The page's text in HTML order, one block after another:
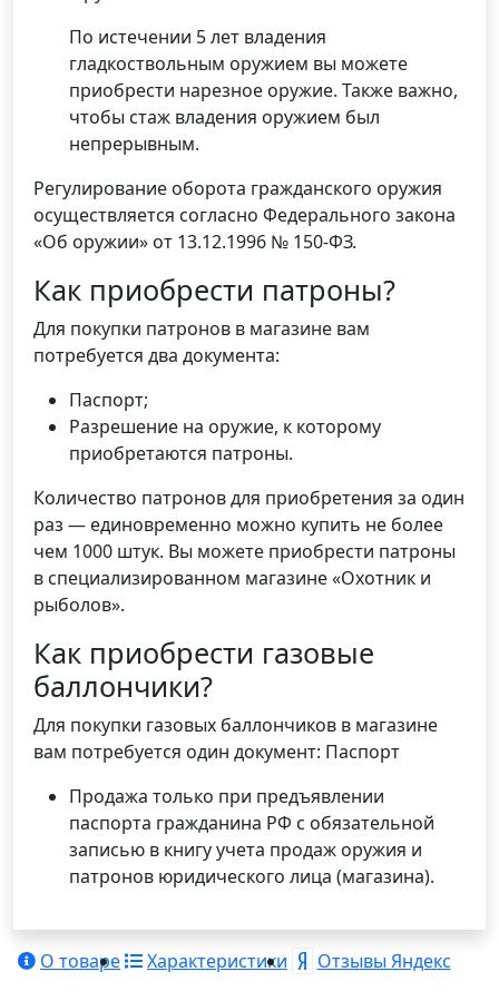
По истечении 5 лет владения
гладкоствольным оружием вы можете
приобрести нарезное оружие. Также важно,
чтобы стаж владения оружием был
непрерывным.
Регулирование оборота гражданского оружия
осуществляется согласно Федерального закона
«Об оружии» от 13.12.1996 № 150-ФЗ.
Как приобрести патроны?
Для покупки патронов в магазине вам
потребуется два документа:
Паспорт;
Разрешение на оружие, к которому
приобретаются патроны.
Количество патронов для приобретения за один
раз — единовременно можно купить не более
чем 1000 штук. Вы можете приобрести патроны
в специализированном магазине «Охотник и
рыболов».
Как приобрести газовые
баллончики?
Для покупки газовых баллончиков в магазине
вам потребуется один документ: Паспорт
Продажа только при предъявлении
паспорта гражданина РФ с обязательной
записью в книгу учета продаж оружия и
патронов юридического лица (магазина).
О товаре Характеристики Отзывы Яндекс